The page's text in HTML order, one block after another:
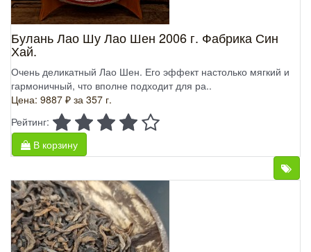
Булань Лао Шу Лао Шен 2006 г. Фабрика Син
Хай.
Очень деликатный Лао Шен. Его эффект настолько мягкий и
гармоничный, что вполне подходит для ра..
Цена: 9887 ₽ за 357 г.
Рейтинг:
В корзину